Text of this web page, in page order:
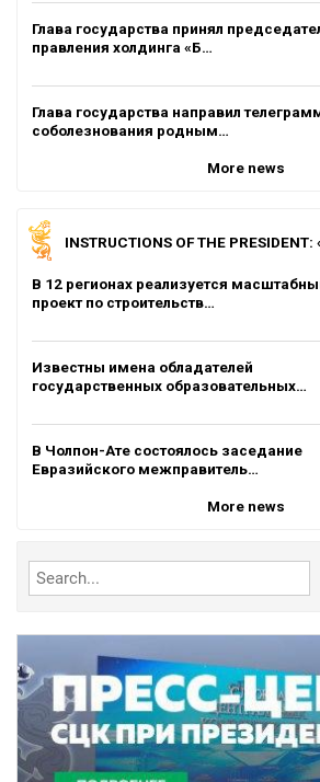
Глава государства принял
правления холдинга «Б…
Глава государства направил
соболезнования родным…
More news
INSTRUCTIONS OF THE PRESIDENT:
В 12 регионах реализуется
проект по строительств…
Известны имена обладателей
государственных образовательных…
В Чолпон-Ате состоялось заседание
Евразийского межправитель…
More news